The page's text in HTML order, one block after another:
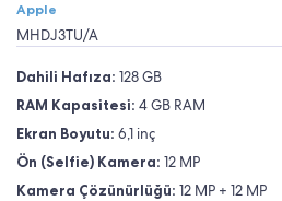
Apple
MHDJ3TU/A
Dahili Hafıza: 128 GB
RAM Kapasitesi: 4 GB RAM
Ekran Boyutu: 6,1 inç
Ön (Selfie) Kamera: 12 MP
Kamera Çözünürlüğü: 12 MP + 12 MP